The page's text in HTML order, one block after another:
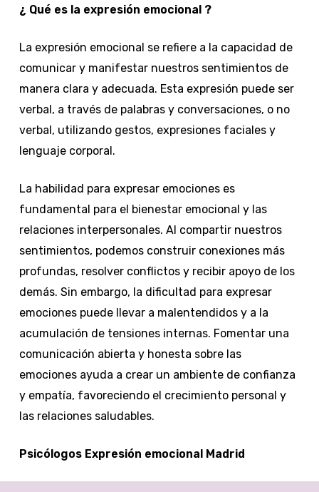
¿ Qué es la expresión emocional ?
La expresión emocional se refiere a la capacidad de
comunicar y manifestar nuestros sentimientos de
manera clara y adecuada. Esta expresión puede ser
verbal, a través de palabras y conversaciones, o no
verbal, utilizando gestos, expresiones faciales y
lenguaje corporal.
La habilidad para expresar emociones es
fundamental para el bienestar emocional y las
relaciones interpersonales. Al compartir nuestros
sentimientos, podemos construir conexiones más
profundas, resolver conflictos y recibir apoyo de los
demás. Sin embargo, la dificultad para expresar
emociones puede llevar a malentendidos y a la
acumulación de tensiones internas. Fomentar una
comunicación abierta y honesta sobre las
emociones ayuda a crear un ambiente de confianza
y empatía, favoreciendo el crecimiento personal y
las relaciones saludables.
Psicólogos Expresión emocional Madrid